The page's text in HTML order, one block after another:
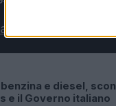
sui canali
e diesel,
e il Governo italiano